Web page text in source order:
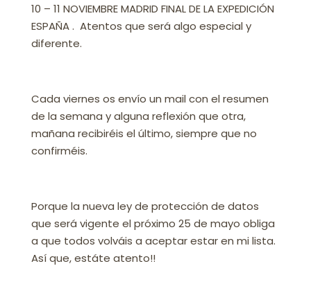
10 – 11 NOVIEMBRE MADRID FINAL DE LA EXPEDICIÓN
ESPAÑA . Atentos que será algo especial y
diferente.
Cada viernes os envío un mail con el resumen
de la semana y alguna reflexión que otra,
mañana recibiréis el último, siempre que no
confirméis.
Porque la nueva ley de protección de datos
que será vigente el próximo 25 de mayo obliga
a que todos volváis a aceptar estar en mi lista.
Así que, estáte atento!!